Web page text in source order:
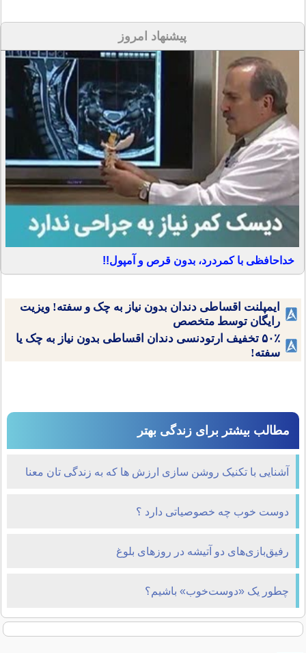
پیشنهاد امروز
خداحافظی با کمردرد، بدون قرص و آمپول!!
ایمپلنت اقساطی دندان بدون نیاز به چک و سفته! ویزیت
رایگان توسط متخصص
۵۰٪ تخفیف ارتودنسی دندان اقساطی بدون نیاز به چک یا
سفته!
مطالب بیشتر برای زندگی بهتر
آشنایی با تکنیک روشن سازی ارزش ها که به زندگی تان معنا
دوست خوب چه خصوصیاتی دارد ؟
رفیق‌بازی‌‌های دو آتیشه در روزهای بلوغ
چطور یک «دوست‌خوب» باشیم؟